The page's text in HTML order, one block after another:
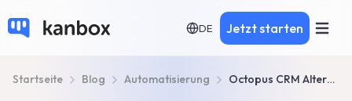
DE Jetzt starten
Startseite Blog Automatisierung Octopus CRM Alternative: Top 5 Tools + Vergleich 2026